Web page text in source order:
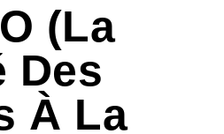
(la
Des
À La